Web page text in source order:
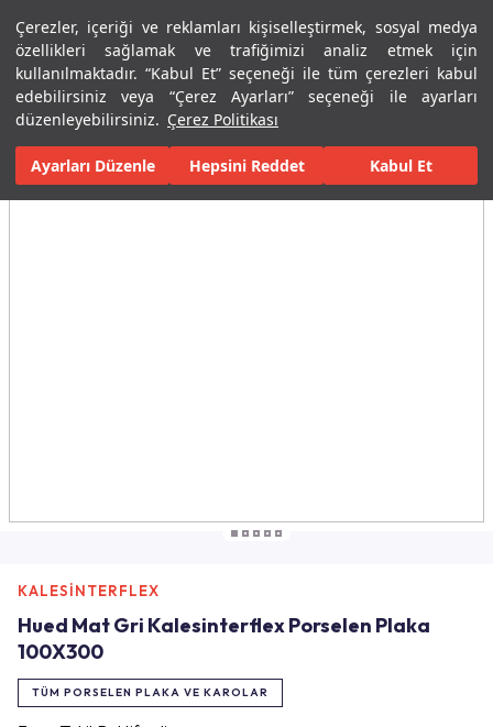
Çerezler, içeriği ve reklamları kişiselleştirmek, sosyal medya
özellikleri sağlamak ve trafiğimizi analiz etmek için
kullanılmaktadır. “Kabul Et” seçeneği ile tüm çerezleri kabul
edebilirsiniz veya “Çerez Ayarları” seçeneği ile ayarları
düzenleyebilirsiniz. Çerez Politikası
Ayarları Düzenle Hepsini Reddet Kabul Et
Menü Menü
Ana Sayfa Karolar Porselen Plaka ve Karolar Tüm Porselen
Tüm Görseller(10)
KALESİNTERFLEX
Hued Mat Gri Kalesinterflex Porselen Plaka
100X300
TÜM PORSELEN PLAKA VE KAROLAR